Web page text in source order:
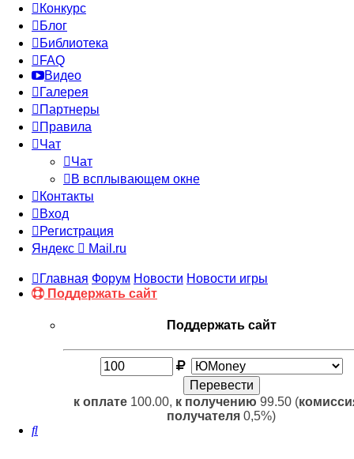
Конкурс
Блог
Библиотека
FAQ
Видео
Галерея
Партнеры
Правила
Чат
Чат
В всплывающем окне
Контакты
Вход
Регистрация
Яндекс
Mail.ru
Главная Форум Новости Новости игры
Поддержать сайт
Поддержать сайт
к оплате100.00, к получению 99.50 (
получателя 0,5%)
Поиск